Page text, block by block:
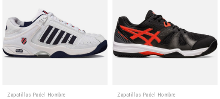
Zapatillas Padel Hombre Zapatillas Padel Hombre